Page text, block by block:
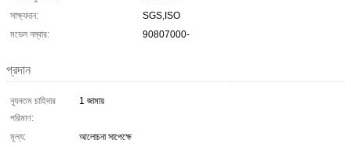
সাক্ষ্যদান:
SGS,ISO
মডেল নম্বার:
90807000-
প্রদান
ন্যূনতম চাহিদার
পরিমাণ:
1 জামায়
মূল্য:
আলোচনা সাপেক্ষে